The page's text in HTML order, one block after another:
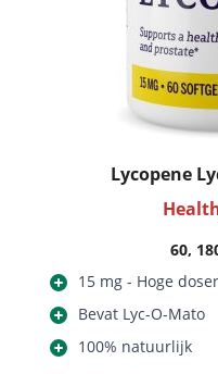
Lycopene
60,
15 mg - Hoge
Bevat Lyc-O-Mato
100% natuurlijk